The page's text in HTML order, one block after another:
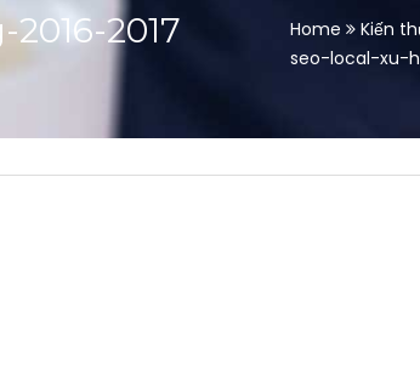
2017 Home Kiến
seo-local-xu-